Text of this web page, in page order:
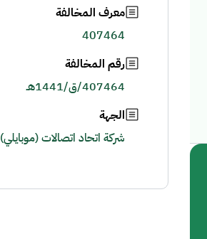
معرف المخالفة
407464
رقم المخالفة
407464/ق/1441هـ
الجهة
شركة اتحاد اتصالات (موبايلي)